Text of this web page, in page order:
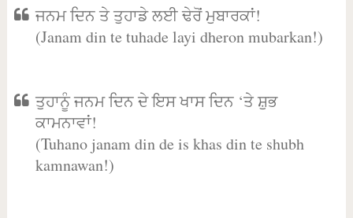
ਜਨਮ ਦਿਨ ਤੇ ਤੁਹਾਡੇ ਲਈ ਢੇਰੋਂ ਮੁਬਾਰਕਾਂ!
(Janam din te tuhade layi dheron mubarkan!)
ਤੁਹਾਨੂੰ ਜਨਮ ਦਿਨ ਦੇ ਇਸ ਖਾਸ ਦਿਨ ‘ਤੇ ਸ਼ੁਭ
ਕਾਮਨਾਵਾਂ!
(Tuhano janam din de is khas din te shubh
kamnawan!)